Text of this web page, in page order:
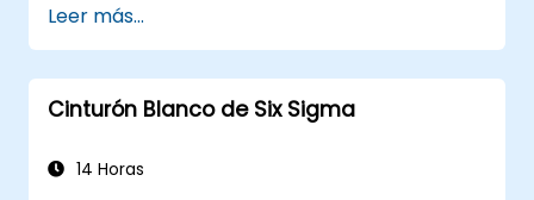
Leer más...
Cinturón Blanco de Six Sigma
14 Horas